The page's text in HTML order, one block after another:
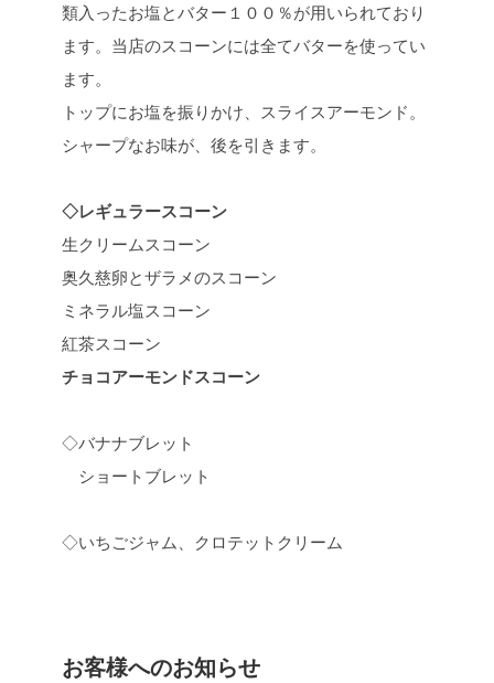
類入ったお塩とバター１００％が用いられており
ます。当店のスコーンには全てバターを使ってい
ます。
トップにお塩を振りかけ、スライスアーモンド。
シャープなお味が、後を引きます。
◇レギュラースコーン
生クリームスコーン
奥久慈卵とザラメのスコーン
ミネラル塩スコーン
紅茶スコーン
チョコアーモンドスコーン
◇バナナブレット
ショートブレット
◇いちごジャム、クロテットクリーム
お客様へのお知らせ